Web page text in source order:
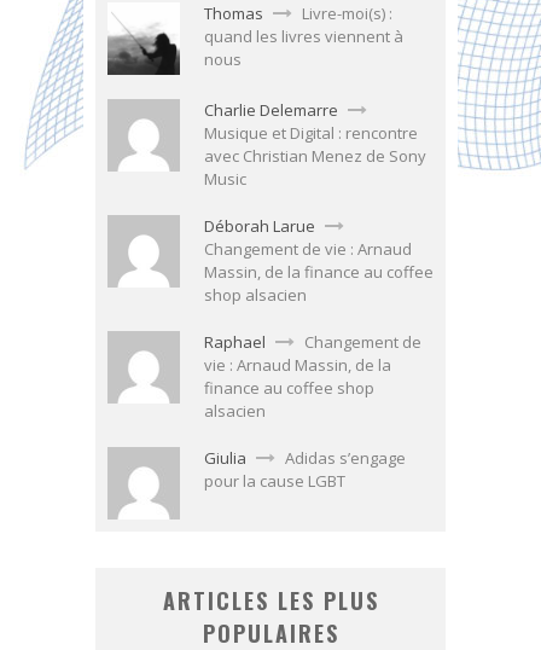
Thomas
Livre-moi(s) :
quand les livres viennent à
nous
Charlie Delemarre
Musique et Digital : rencontre
avec Christian Menez de Sony
Music
Déborah Larue
Changement de vie : Arnaud
Massin, de la finance au coffee
shop alsacien
Raphael
Changement de
vie : Arnaud Massin, de la
finance au coffee shop
alsacien
Giulia
Adidas s’engage
pour la cause LGBT
ARTICLES LES PLUS
POPULAIRES